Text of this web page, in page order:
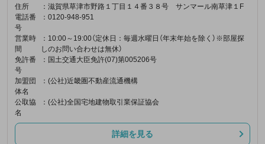
住所
：滋賀県草津市野路１丁目１４番３８号 サンマール南草津１F
電話番
号
：0120-948-951
営業時
間
：10:00～19:00（定休日：毎週水曜日（年末年始を除く）※部屋探
しのお問い合わせは無休）
免許番
号
：国土交通大臣免許(07)第005206号
加盟団
体名
：(公社)近畿圏不動産流通機構
公取協
名
：(公社)全国宅地建物取引業保証協会
詳細を見る